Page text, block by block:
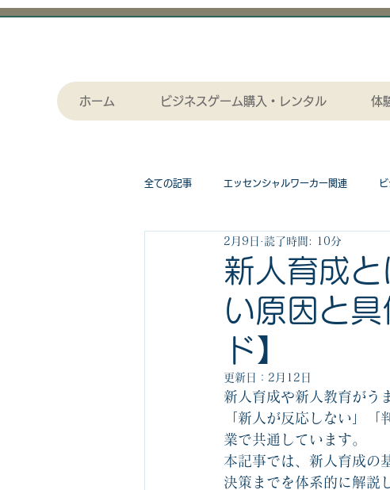
ホーム ビジネスゲーム購入・レンタル 体
全ての記事 エッセンシャルワーカー関連
作画（セル画）アニメーション関
漫画関連記事 物流関連 ビジネスゲ
ビジネスゲーム1社1箱無料サービス
組織の役割を認識するゲーム関連 戦略思考
新人育成
い原因と
ド】
2月9日 読了時間: 10分
更新日： 2月12日
新人育成や新人教育がう
「新人が反応しない」
業で共通しています。
本記事では、新人育成の
決策までを体系的に解説